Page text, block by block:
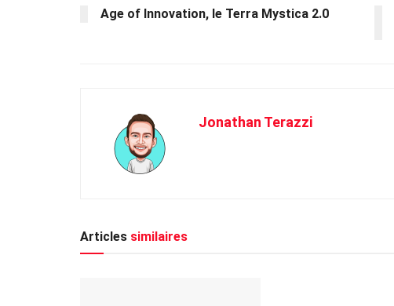
Age of Innovation, le Terra Mystica 2.0
Jonathan Terazzi
Articles similaires